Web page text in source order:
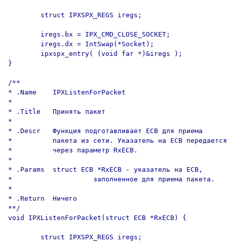
        struct IPXSPX_REGS iregs;
        iregs.bx = IPX_CMD_CLOSE_SOCKET;
        iregs.dx = IntSwap(*Socket);
        ipxspx_entry( (void far *)&iregs );
}
/**
* .Name    IPXListenForPacket
*
* .Title   Принять пакет
*
* .Descr   Функция подготавливает ECB для приема
*          пакета из сети. Указатель на ECB передается
*          через параметр RxECB.
*
* .Params  struct ECB *RxECB - указатель на ECB,
*                    заполненное для приема пакета.
*
* .Return  Ничего
**/
void IPXListenForPacket(struct ECB *RxECB) {
        struct IPXSPX_REGS iregs;